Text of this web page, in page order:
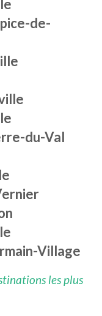
de-
du-Val
Village
les plus